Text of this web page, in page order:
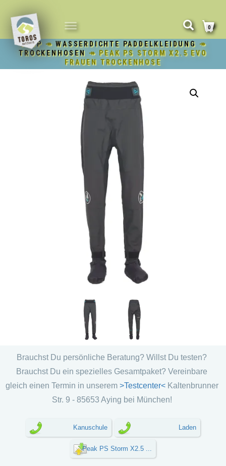
NAVIGATION
UMSCHALTEN
0
SHOP ↠WASSERDICHTE PADDELKLEIDUNG ↠
TROCKENHOSEN ↠ PEAK PS STORM X2.5 EVO
FRAUEN TROCKENHOSE
Brauchst Du persönliche Beratung? Willst Du testen?
Brauchst Du ein spezielles Gesamtpaket? Vereinbare
gleich einen Termin in unserem>Testcenter< Kaltenbrunner
Str. 9 - 85653 Aying bei München!
Kanuschule Laden
Peak PS Storm X2.5 ...